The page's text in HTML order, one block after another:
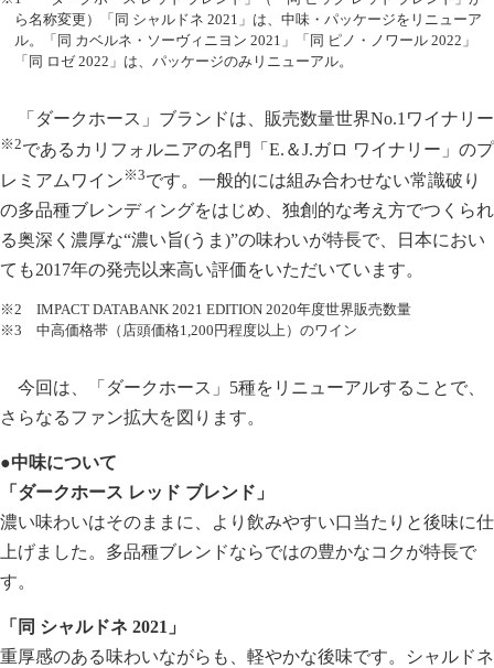
ら名称変更）「同 シャルドネ 2021」は、中味・パッケージをリニューア
ル。「同 カベルネ・ソーヴィニヨン 2021」「同 ピノ・ノワール 2022」
「同 ロゼ 2022」は、パッケージのみリニューアル。
「ダークホース」ブランドは、販売数量世界No.1ワイナリー
※2であるカリフォルニアの名門「E.＆J.ガロ ワイナリー」のプ
レミアムワイン ※3です。一般的には組み合わせない常識破り
の多品種ブレンディングをはじめ、独創的な考え方でつくられ
る奥深く濃厚な“濃い旨(うま)”の味わいが特長で、日本におい
ても2017年の発売以来高い評価をいただいています。
※2 IMPACT DATABANK 2021 EDITION 2020年度世界販売数量
※3 中高価格帯（店頭価格1,200円程度以上）のワイン
今回は、「ダークホース」5種をリニューアルすることで、
さらなるファン拡大を図ります。
●中味について
「ダークホース レッド ブレンド」
濃い味わいはそのままに、より飲みやすい口当たりと後味に仕
上げました。多品種ブレンドならではの豊かなコクが特長で
す。
「同 シャルドネ 2021」
重厚感のある味わいながらも、軽やかな後味です。シャルドネ